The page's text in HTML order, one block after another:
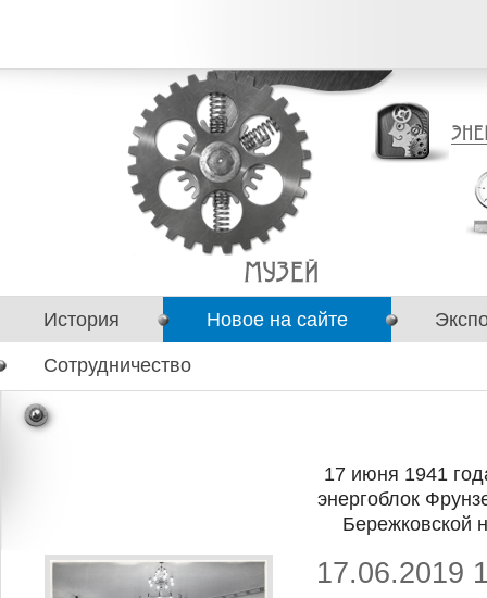
История Новое на сайте
Сотрудничество
17 июня 1941
энергоблок
Бережковской
17.06.2019